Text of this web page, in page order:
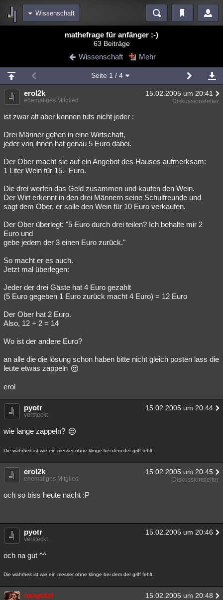
Wissenschaft
Blogs
Chat Wiki Neuigkeiten
meine Rubriken
Menschen Mystery Kriminalfälle
Spiritualität Verschwörungen Technologie
Natur Umfragen Unterhaltung
Philosophie Träume Orte Esoterik Literatur
Astronomie Helpdesk Gaming Filme
Musik Clash Verbesserungen Allmystery English
Besucht
mathefrage für anfänger :-)
63 Beiträge
Wissenschaft Mehr
Seite 1 / 4
erol2k 15.02.2005 um 20:41
ehemaliges Mitglied Diskussionsleiter
ist zwar alt aber kennen tuts nicht jeder :
Drei Männer gehen in eine Wirtschaft,
jeder von ihnen hat genau 5 Euro dabei.
Der Ober macht sie auf ein Angebot des Hauses aufmerksam:
1 Liter Wein für 15.- Euro.
Die drei werfen das Geld zusammen und kaufen den Wein.
Der Wirt erkennt in den drei Männern seine Schulfreunde und
sagt dem Ober, er solle den Wein für 10 Euro verkaufen.
Der Ober überlegt: "5 Euro durch drei teilen? Ich behalte mir 2
Euro und
gebe jedem der 3 einen Euro zurück."
So macht er es auch.
Jetzt mal überlegen:
Jeder der drei Gäste hat 4 Euro gezahlt
(5 Euro gegeben 1 Euro zurück macht 4 Euro) = 12 Euro
Der Ober hat 2 Euro.
Also, 12 + 2 = 14
Wo ist der andere Euro?
an alle die die lösung schon haben bitte nicht gleich posten lass die
leute etwas zappeln
erol
pyotr 15.02.2005 um 20:44
versteckt
wie lange zappeln?
Die wahrheit ist wie ein messer ohne klinge bei dem der griff fehlt.
erol2k 15.02.2005 um 20:45
ehemaliges Mitglied Diskussionsleiter
och so biss heute nacht :P
pyotr 15.02.2005 um 20:46
versteckt
och na gut ^^
Die wahrheit ist wie ein messer ohne klinge bei dem der griff fehlt.
oxayotel 15.02.2005 um 20:48